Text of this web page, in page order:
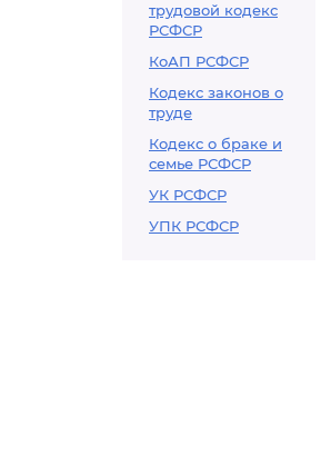
трудовой кодекс
РСФСР
КоАП РСФСР
Кодекс законов о
труде
Кодекс о браке и
семье РСФСР
УК РСФСР
УПК РСФСР